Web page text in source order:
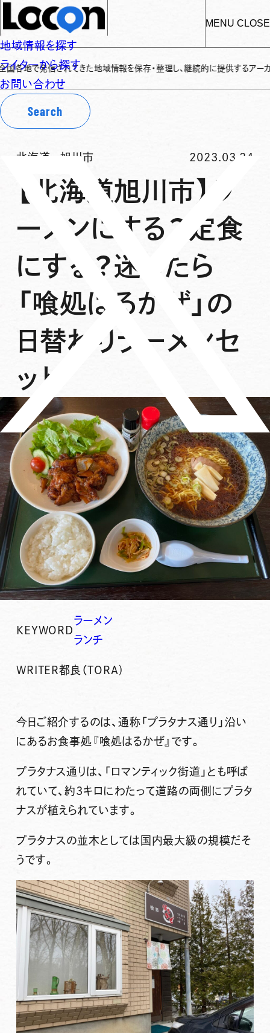
MENU CLOSE
地域情報を探す
ライターから探す
お問い合わせ
Search
されてきた地域情報を保存・整理し、継続的に提供するアーカイブサイト
北海道 -旭川市 2023.03.24
【北海道旭川市】ラ
ーメンにする？定食
にする？迷ったら
「喰処はるかぜ」の
日替わりラーメンセ
ット
KEYWORD
ラーメン
ランチ
WRITER都良（TORA)
今日ご紹介するのは、通称「プラタナス通り」沿い
にあるお食事処 『喰処はるかぜ』です。
プラタナス通りは、「ロマンティック街道」とも呼ば
れていて、約3キロにわたって道路の両側にプラタ
ナスが植えられています。
プラタナスの並木としては国内最大級の規模だそ
うです。